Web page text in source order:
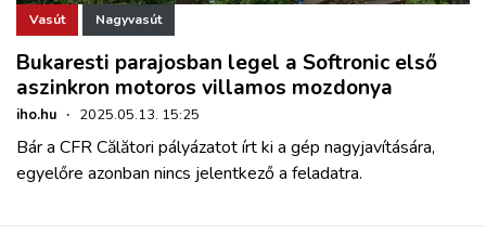
Vasút Nagyvasút
Bukaresti parajosban legel a Softronic első
aszinkron motoros villamos mozdonya
iho.hu · 2025.05.13. 15:25
Bár a CFR Călători pályázatot írt ki a gép nagyjavítására,
egyelőre azonban nincs jelentkező a feladatra.